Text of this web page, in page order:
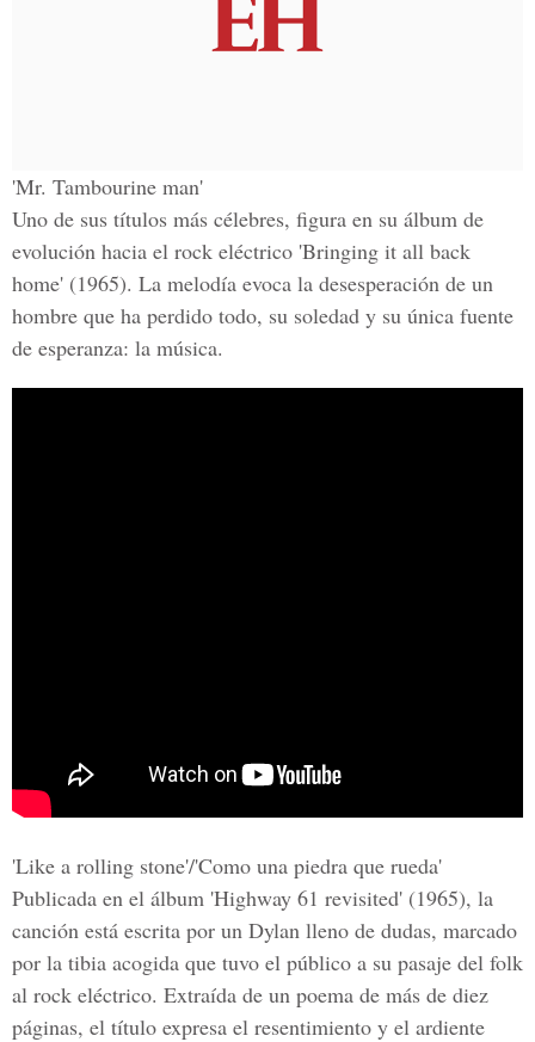
'Mr. Tambourine man'
Uno de sus títulos más célebres, figura en su álbum de
evolución hacia el rock eléctrico 'Bringing it all back
home' (1965). La melodía evoca la desesperación de un
hombre que ha perdido todo, su soledad y su única fuente
de esperanza: la música.
'Like a rolling stone'/'Como una piedra que rueda'
Publicada en el álbum 'Highway 61 revisited' (1965), la
canción está escrita por un Dylan lleno de dudas, marcado
por la tibia acogida que tuvo el público a su pasaje del folk
al rock eléctrico. Extraída de un poema de más de diez
páginas, el título expresa el resentimiento y el ardiente